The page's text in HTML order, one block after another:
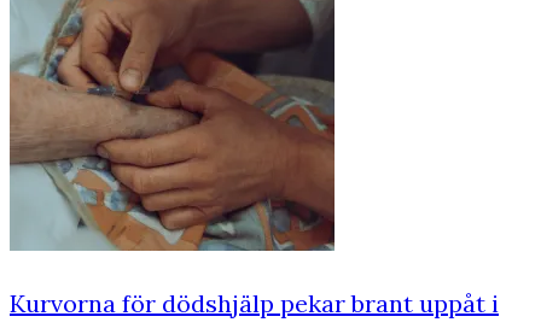
Kurvorna för dödshjälp pekar brant uppåt i